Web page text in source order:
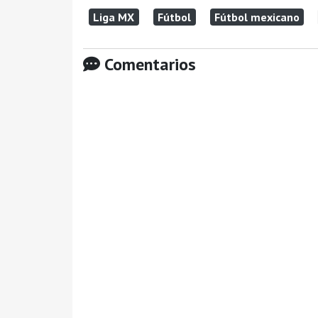
Liga MX Fútbol Fútbol mexicano
Comentarios